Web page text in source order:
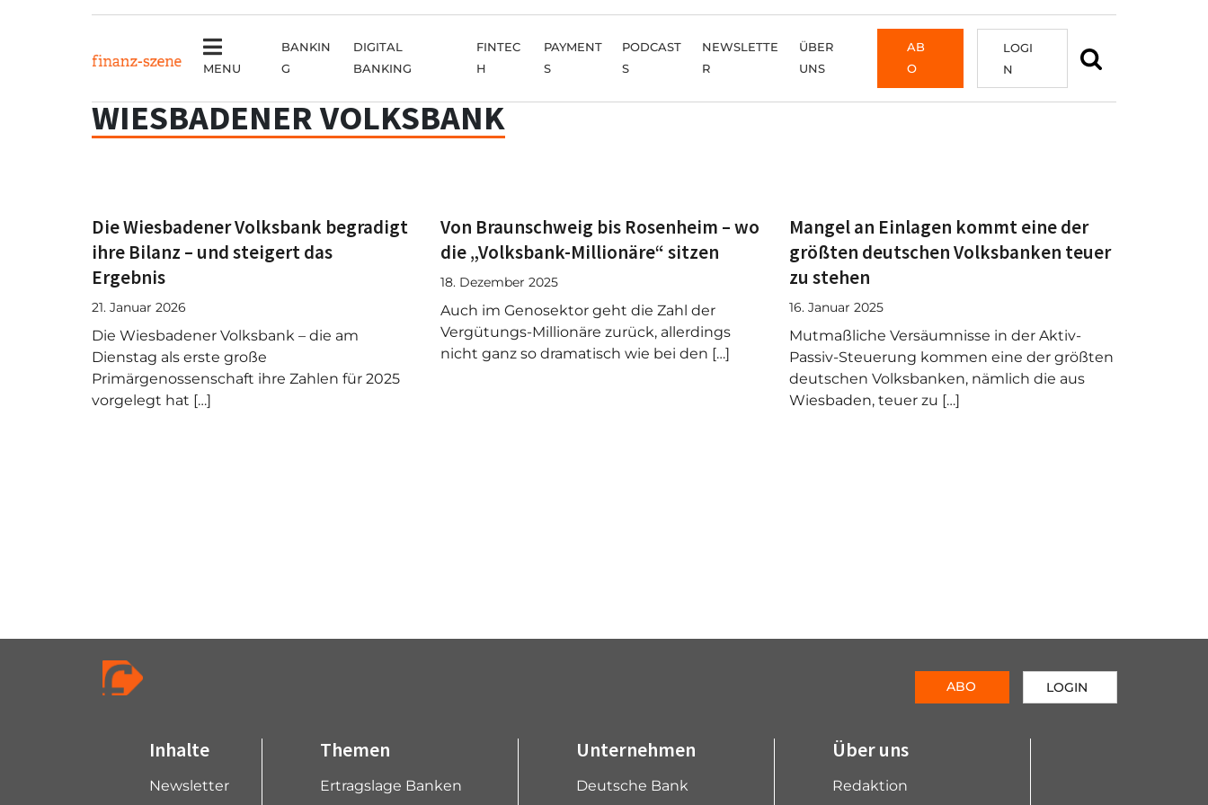
MENU
BANKIN
G
DIGITAL
BANKING
FINTEC
H
PAYMENT
S
PODCAST
S
NEWSLETTE
R
ÜBER
UNS
AB
O
LOGI
N
WIESBADENER VOLKSBANK
Die Wiesbadener Volksbank begradigt
ihre Bilanz – und steigert das
Ergebnis
21. Januar 2026
Die Wiesbadener Volksbank – die am
Dienstag als erste große
Primärgenossenschaft ihre Zahlen für 2025
vorgelegt hat […]
Von Braunschweig bis Rosenheim – wo
die „Volksbank-Millionäre“ sitzen
18. Dezember 2025
Auch im Genosektor geht die Zahl der
Vergütungs-Millionäre zurück, allerdings
nicht ganz so dramatisch wie bei den […]
Mangel an Einlagen kommt eine der
größten deutschen Volksbanken teuer
zu stehen
16. Januar 2025
Mutmaßliche Versäumnisse in der Aktiv-
Passiv-Steuerung kommen eine der größten
deutschen Volksbanken, nämlich die aus
Wiesbaden, teuer zu […]
Inhalte
Newsletter
Themen
Ertragslage Banken
Unternehmen
Deutsche Bank
Über uns
Redaktion
ABO LOGIN